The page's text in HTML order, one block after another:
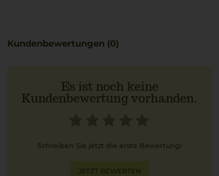
Kundenbewertungen (0)
Es ist noch keine
Kundenbewertung vorhanden.
Schreiben Sie jetzt die erste Bewertung!
JETZT BEWERTEN